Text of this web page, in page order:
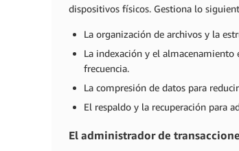
dispositivos físicos. Gestiona lo
La organización de archivos y la
La indexación y el almacenamiento
frecuencia.
La compresión de datos para
El respaldo y la recuperación para
El administrador de